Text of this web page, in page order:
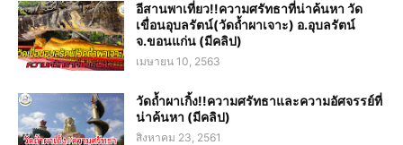
อีสานพาเที่ยว!!ความศรัทธาที่น่าค้นหา วัด
เขื่อนอุบลรัตน์(วัดถ้ำผาเจาะ) อ.อุบลรัตน์
จ.ขอนแก่น (มีคลิป)
เมษายน 10, 2563
วัดถ้ำผาเกิ้ง!!ความศรัทธาและความอัศจรรย์ที่
น่าค้นหา (มีคลิป)
สิงหาคม 23, 2561